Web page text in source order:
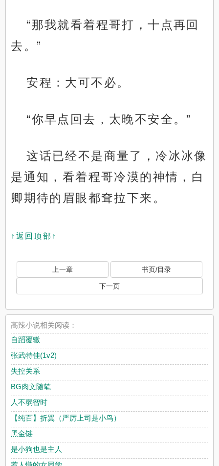
“那我就看着程哥打，十点再回
去。”
安程：大可不必。
“你早点回去，太晚不安全。”
这话已经不是商量了，冷冰冰像
是通知，看着程哥冷漠的神情，白
卿期待的眉眼都耷拉下来。
↑返回顶部↑
上一章 书页/目录
下一页
高辣小说相关阅读：
自蹈覆辙
张武特佳(1v2)
失控关系
BG肉文随笔
人不弱智时
【纯百】折翼（严厉上司是小鸟）
黑金链
是小狗也是主人